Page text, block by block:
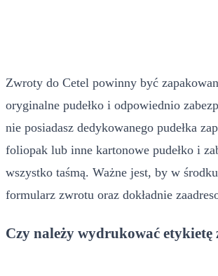
Zwroty do Cetel powinny być
oryginalne pudełko i odpowiednio
nie posiadasz dedykowanego pudełka
foliopak lub inne kartonowe pudełko i
wszystko taśmą. Ważne jest, by w
formularz zwrotu oraz dokładnie
Czy należy wydrukować etykietę